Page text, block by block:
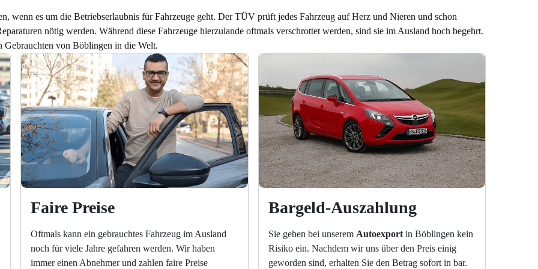
Leistungen, Ihr Vorteil
Sie Höchstpreise
wenn es um die Betriebserlaubnis für Fahrzeuge geht. Der TÜV prüft jedes Fahrzeug auf Herz und Nieren und schon
nötig werden. Während diese Fahrzeuge hierzulande oftmals verschrottet werden, sind sie im Ausland hoch begehrt.
Gebrauchten von Böblingen in die Welt.
Faire Preise
Oftmals kann ein gebrauchtes Fahrzeug im Ausland
noch für viele Jahre gefahren werden. Wir haben
immer einen Abnehmer und zahlen faire Preise
Bargeld-Auszahlung
Sie gehen bei unserem Autoexportin Böblingen kein
Risiko ein. Nachdem wir uns über den Preis einig
geworden sind, erhalten Sie den Betrag sofort in bar.